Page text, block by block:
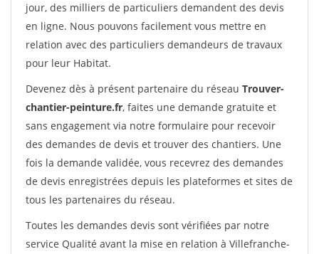
jour, des milliers de particuliers demandent des devis
en ligne. Nous pouvons facilement vous mettre en
relation avec des particuliers demandeurs de travaux
pour leur Habitat.
Devenez dès à présent partenaire du réseau Trouver-
chantier-peinture.fr, faites une demande gratuite et
sans engagement via notre formulaire pour recevoir
des demandes de devis et trouver des chantiers. Une
fois la demande validée, vous recevrez des demandes
de devis enregistrées depuis les plateformes et sites de
tous les partenaires du réseau.
Toutes les demandes devis sont vérifiées par notre
service Qualité avant la mise en relation à Villefranche-